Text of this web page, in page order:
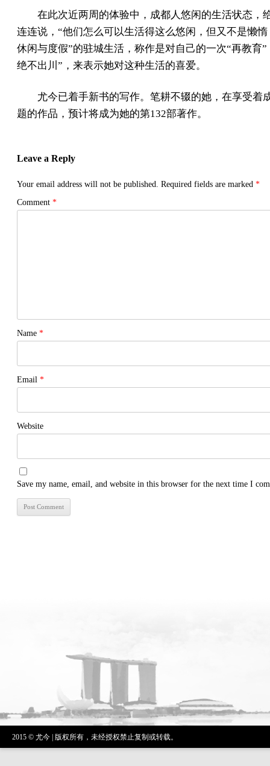
在此次近两周的体验中，成都人悠闲的生活状态，
连连说，“他们怎么可以生活得这么悠闲，但又不是懒
休闲与度假”的驻城生活，称作是对自己的一次“再教育
绝不出川”，来表示她对这种生活的喜爱。
尤今已着手新书的写作。笔耕不辍的她，在享受
题的作品，预计将成为她的第132部著作。
Leave a Reply
Your email address will not be published. Required fields are marked *
Comment *
Name *
Email *
Website
Save my name, email, and website in this browser for the next time I
2015 © 尤今 | 版权所有，未经授权禁止复制或转载。